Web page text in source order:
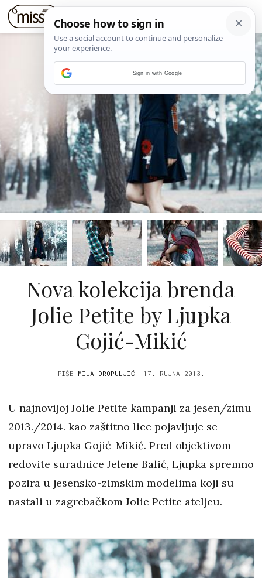
Nova kolekcija brenda
Jolie Petite by Ljupka
Gojić-Mikić
PIŠE MIJA DROPULJIĆ 17. RUJNA 2013.
U najnovijoj Jolie Petite kampanji za jesen/zimu
2013./2014. kao zaštitno lice pojavljuje se
upravo Ljupka Gojić-Mikić. Pred objektivom
redovite suradnice Jelene Balić, Ljupka spremno
pozira u jesensko-zimskim modelima koji su
nastali u zagrebačkom Jolie Petite ateljeu.
Sign in with Google